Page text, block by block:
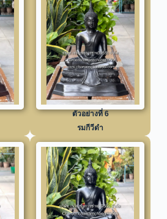
ตัวอย่างที่ 6
รมกีวีดำ